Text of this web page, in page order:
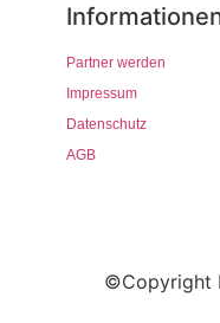
Partner werden
Impressum
Datenschutz
AGB
©Copyright